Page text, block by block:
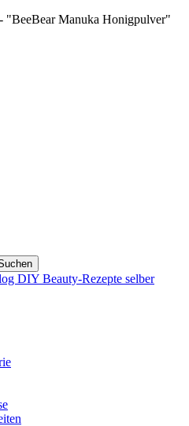
Manuka Honigpulver"
Natürlich schön:
Beautyblog
Beautyblog